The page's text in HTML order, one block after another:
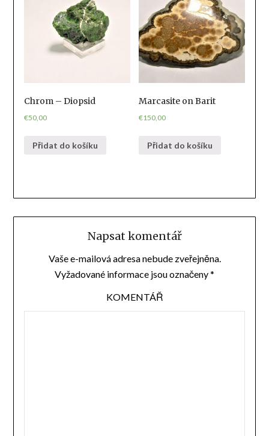
Chrom – Diopsid
€50,00
Přidat do košíku
Marcasite on Barit
€150,00
Přidat do košíku
Napsat komentář
Vaše e-mailová adresa nebude zveřejněna.
Vyžadované informace jsou označeny*
KOMENTÁŘ